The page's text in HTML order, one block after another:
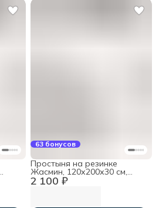
63 бонусов
2 100 ₽
Простыня на резинке
Жасмин, 120х200х30 см,
мако-сатин